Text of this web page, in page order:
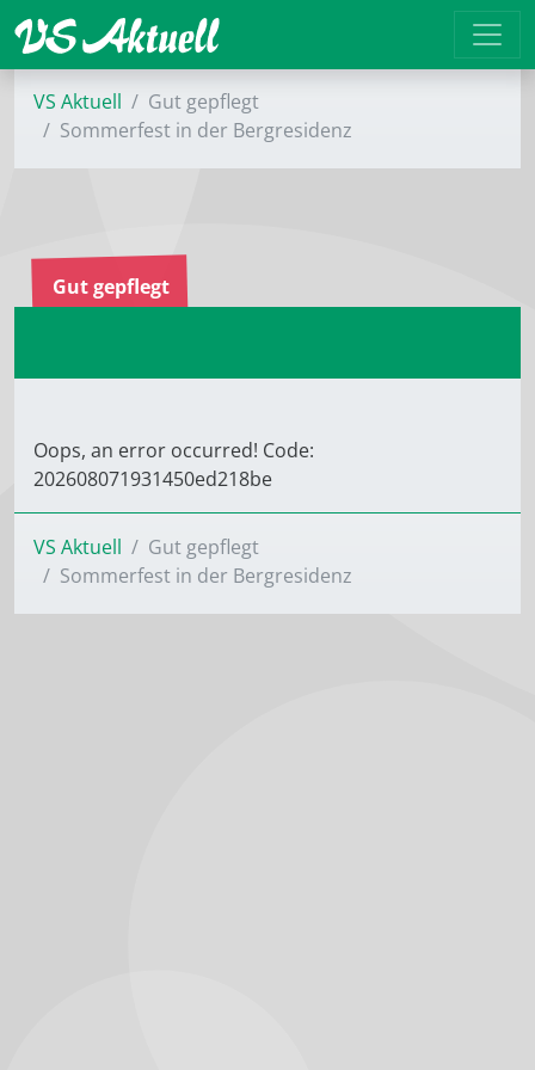
VS Aktuell
Gut gepflegt
Sommerfest in der Berg­residenz
Gut gepflegt
Oops, an error occurred! Code:
202608071931450ed218be
VS Aktuell
Gut gepflegt
Sommerfest in der Berg­residenz